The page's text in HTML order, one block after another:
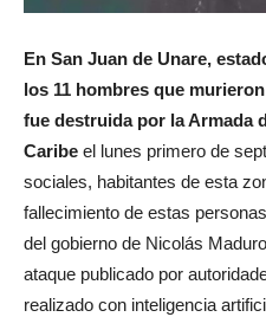
En San Juan de Unare,
los 11 hombres que
fue destruida por la Armada
Caribe el lunes primero de
sociales, habitantes de esta
fallecimiento de estas
del gobierno de Nicolás
ataque publicado por
realizado con inteligencia